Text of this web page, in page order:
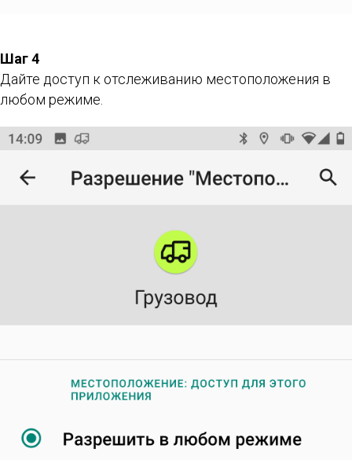
Шаг 4
Дайте доступ к отслеживанию местоположения в
любом режиме.